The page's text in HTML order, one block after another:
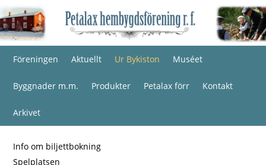
Föreningen Aktuellt Ur Bykiston Muséet
Byggnader m.m. Produkter Petalax förr Kontakt
Arkivet
Info om biljettbokning
Spelplatsen